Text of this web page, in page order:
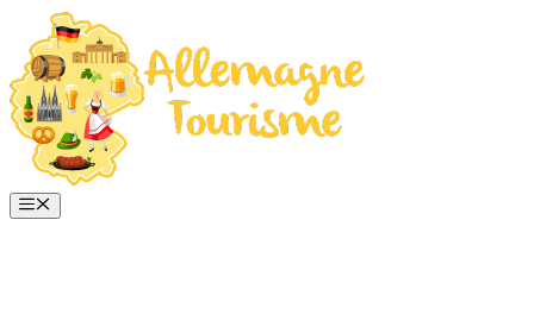
contenu
Menu